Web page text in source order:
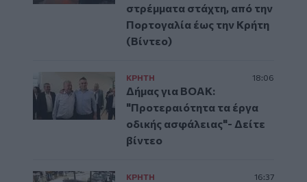
στρέμματα στάχτη, από την
Πορτογαλία έως την Κρήτη
(Βίντεο)
ΚΡΗΤΗ 18:06
Δήμας για ΒΟΑΚ:
"Προτεραιότητα τα έργα
οδικής ασφάλειας"- Δείτε
βίντεο
ΚΡΗΤΗ 16:37